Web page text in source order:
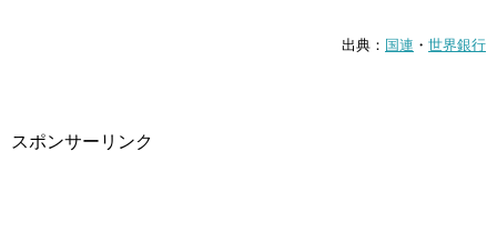
出典： 国連 ・ 世界銀行
スポンサーリンク